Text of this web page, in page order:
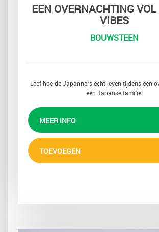
EEN OVERNACHTING
VIBES
BOUWSTEEN
Leef hoe de Japanners echt leven tijdens een
een Japanse familie!
MEER INFO
TOEVOEGEN